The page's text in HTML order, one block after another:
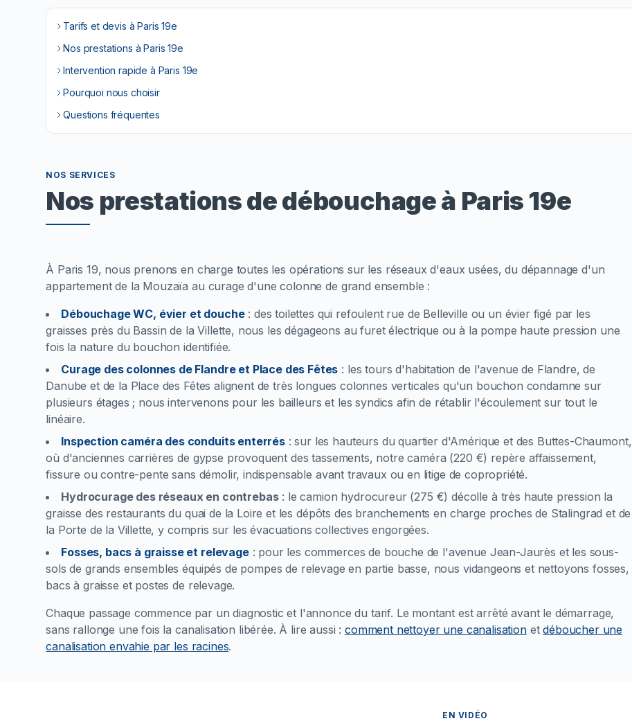
Tarifs et devis à Paris 19e
Nos prestations à Paris 19e
Intervention rapide à Paris 19e
Pourquoi nous choisir
Questions fréquentes
NOS SERVICES
Nos prestations de débouchage à Paris 19e
À Paris 19, nous prenons en charge toutes les opérations sur les réseaux d'eaux usées, du dépannage d'un
appartement de la Mouzaïa au curage d'une colonne de grand ensemble :
Débouchage WC, évier et douche: des toilettes qui refoulent rue de Belleville ou un évier figé par les
graisses près du Bassin de la Villette, nous les dégageons au furet électrique ou à la pompe haute pression une
fois la nature du bouchon identifiée.
Curage des colonnes de Flandre et Place des Fêtes : les tours d'habitation de l'avenue de Flandre, de
Danube et de la Place des Fêtes alignent de très longues colonnes verticales qu'un bouchon condamne sur
plusieurs étages ; nous intervenons pour les bailleurs et les syndics afin de rétablir l'écoulement sur tout le
linéaire.
Inspection caméra des conduits enterrés:sur les hauteurs du quartier d'Amérique et des Buttes-Chaumont,
où d'anciennes carrières de gypse provoquent des tassements, notre caméra (220 €) repère affaissement,
fissure ou contre-pente sans démolir, indispensable avant travaux ou en litige de copropriété.
Hydrocurage des réseaux en contrebas: le camion hydrocureur (275 €) décolle à très haute pression la
graisse des restaurants du quai de la Loire et les dépôts des branchements en charge proches de Stalingrad et de
la Porte de la Villette, y compris sur les évacuations collectives engorgées.
Fosses, bacs à graisse et relevage: pour les commerces de bouche de l'avenue Jean-Jaurès et les sous-
sols de grands ensembles équipés de pompes de relevage en partie basse, nous vidangeons et nettoyons fosses,
bacs à graisse et postes de relevage.
Chaque passage commence par un diagnostic et l'annonce du tarif. Le montant est arrêté avant le démarrage,
sans rallonge une fois la canalisation libérée. À lire aussi : comment nettoyer une canalisationetdéboucher une
canalisation envahie par les racines.
EN VIDÉO